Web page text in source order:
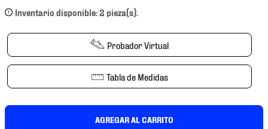
Inventario disponible: 2 pieza(s).
Probador Virtual
Tabla de Medidas
AGREGAR AL CARRITO
10. tenis nike